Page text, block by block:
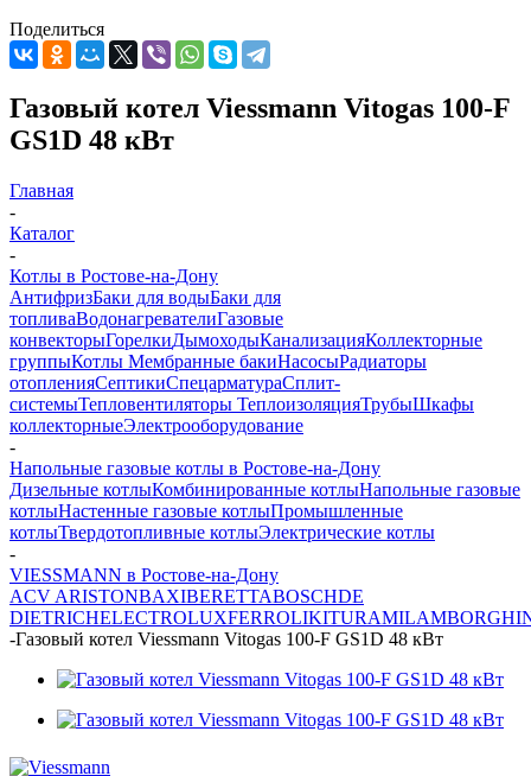
Поделиться
Газовый котел Viessmann Vitogas 100-F
GS1D 48 кВт
Главная
-
Каталог
-
Котлы в Ростове-на-Дону
АнтифризБаки для водыБаки для
топливаВодонагревателиГазовые
конвекторыГорелкиДымоходыКанализацияКоллекторные
группыКотлы Мембранные бакиНасосыРадиаторы
отопленияСептикиСпецарматураСплит-
системыТепловентиляторы ТеплоизоляцияТрубыШкафы
коллекторныеЭлектрооборудование
-
Напольные газовые котлы в Ростове-на-Дону
Дизельные котлыКомбинированные котлыНапольные газовые
котлыНастенные газовые котлыПромышленные
котлыТвердотопливные котлыЭлектрические котлы
-
VIESSMANN в Ростове-на-Дону
ACV ARISTONBAXIBERETTABOSCHDE
DIETRICHELECTROLUXFERROLIKITURAMI
-Газовый котел Viessmann Vitogas 100-F GS1D 48 кВт